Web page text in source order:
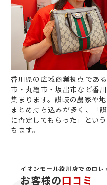
香川県の広域商業拠点であ
市・丸亀市・坂出市など香
集まります。讃岐の農家や
まとめ持ち込みが多く、「
に査定してもらった」とい
ちます。
イオンモール綾川店でのロレ
お客様の口コミ